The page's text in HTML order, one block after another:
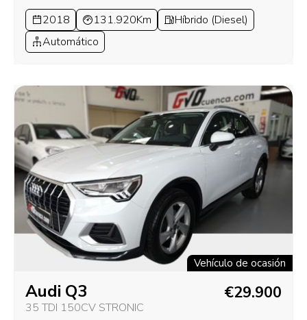
2018 131.920Km
Híbrido (Diesel)
Automático
Vehículo de ocasión
Audi Q3
35 TDI 150CV STRONIC
€29.900